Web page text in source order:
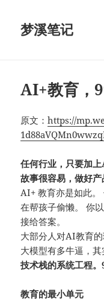
梦溪笔记
AI+教育，
原文：https://
任何行业，只要加
故事很容易，做好产
AI+ 教育亦是如此
在帮孩子偷懒。 你
接给答案。
大部分人对AI教育
大模型有多牛逼，
技术栈的系统工程。
教育的最小单元